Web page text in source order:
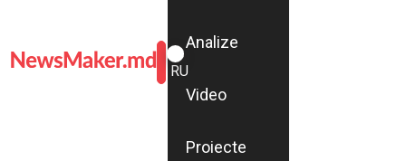
ROMÂNĂ
RU
Analize
Video
Proiecte